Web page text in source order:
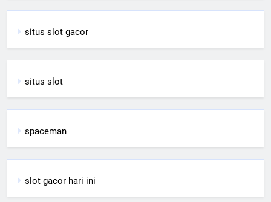
situs slot gacor
situs slot
spaceman
slot gacor hari ini